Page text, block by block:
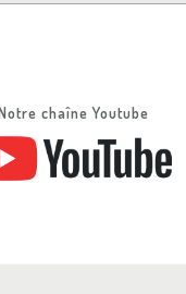
chaîne Youtube